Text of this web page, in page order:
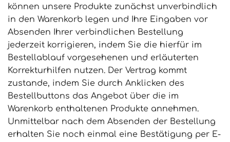
können unsere Produkte zunächst unverbindlich
in den Warenkorb legen und Ihre Eingaben vor
Absenden Ihrer verbindlichen Bestellung
jederzeit korrigieren, indem Sie die hierfür im
Bestellablauf vorgesehenen und erläuterten
Korrekturhilfen nutzen. Der Vertrag kommt
zustande, indem Sie durch Anklicken des
Bestellbuttons das Angebot über die im
Warenkorb enthaltenen Produkte annehmen.
Unmittelbar nach dem Absenden der Bestellung
erhalten Sie noch einmal eine Bestätigung per E-